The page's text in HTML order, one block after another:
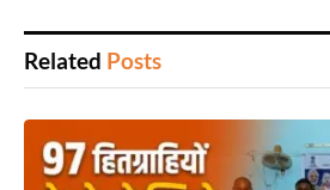
Related Posts